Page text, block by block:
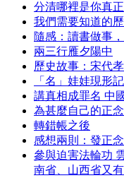
分清哪裡是你真
我們需要知道的
隨感：讀書做事
兩三行雁夕陽中
歷史故事：宋代
「名」娃娃現形
講真相成罪名 中
為甚麼自己的正
轉錯帳之後
感想兩則：發正
參與迫害法輪功
南省、山西省又